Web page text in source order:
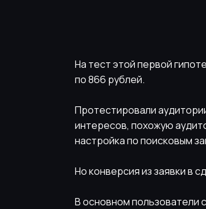
На тест этой первой
по 866 рублей.
Протестировали
интересов, похожую
настройка по поисковым
Но конверсия из заявки в
В основном пользователи